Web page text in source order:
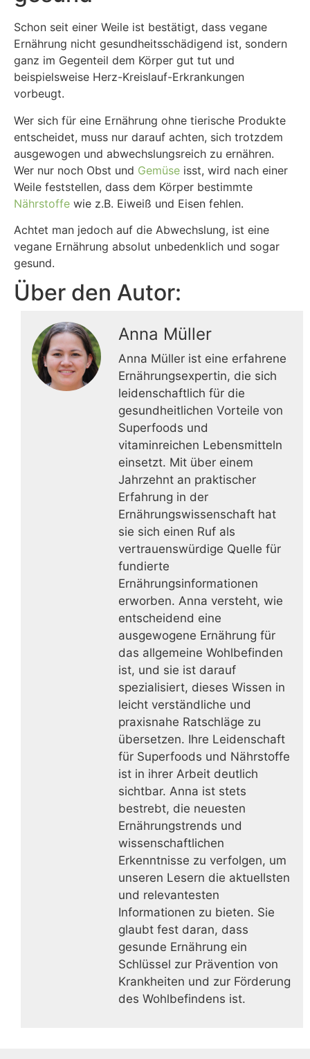
Schon seit einer Weile ist bestätigt, dass vegane
Ernährung nicht gesundheitsschädigend ist, sondern
ganz im Gegenteil dem Körper gut tut und
beispielsweise Herz-Kreislauf-Erkrankungen
vorbeugt.
Wer sich für eine Ernährung ohne tierische Produkte
entscheidet, muss nur darauf achten, sich trotzdem
ausgewogen und abwechslungsreich zu ernähren.
Wer nur noch Obst und Gemüse isst, wird nach einer
Weile feststellen, dass dem Körper bestimmte
Nährstoffe wie z.B. Eiweiß und Eisen fehlen.
Achtet man jedoch auf die Abwechslung, ist eine
vegane Ernährung absolut unbedenklich und sogar
gesund.
Über den Autor:
Anna Müller
Anna Müller ist eine erfahrene
Ernährungsexpertin, die sich
leidenschaftlich für die
gesundheitlichen Vorteile von
Superfoods und
vitaminreichen Lebensmitteln
einsetzt. Mit über einem
Jahrzehnt an praktischer
Erfahrung in der
Ernährungswissenschaft hat
sie sich einen Ruf als
vertrauenswürdige Quelle für
fundierte
Ernährungsinformationen
erworben. Anna versteht, wie
entscheidend eine
ausgewogene Ernährung für
das allgemeine Wohlbefinden
ist, und sie ist darauf
spezialisiert, dieses Wissen in
leicht verständliche und
praxisnahe Ratschläge zu
übersetzen. Ihre Leidenschaft
für Superfoods und Nährstoffe
ist in ihrer Arbeit deutlich
sichtbar. Anna ist stets
bestrebt, die neuesten
Ernährungstrends und
wissenschaftlichen
Erkenntnisse zu verfolgen, um
unseren Lesern die aktuellsten
und relevantesten
Informationen zu bieten. Sie
glaubt fest daran, dass
gesunde Ernährung ein
Schlüssel zur Prävention von
Krankheiten und zur Förderung
des Wohlbefindens ist.